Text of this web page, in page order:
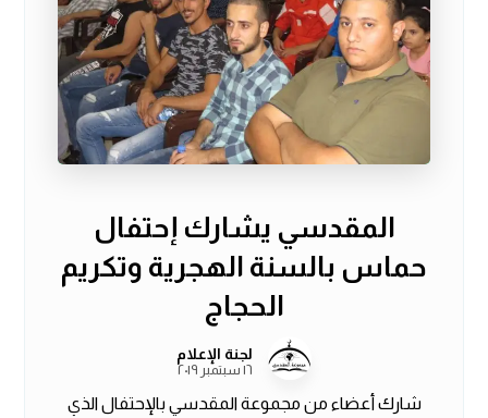
المقدسي يشارك إحتفال
حماس بالسنة الهجرية وتكريم
الحجاج
لجنة الإعلام
١٦ سبتمبر ٢٠١٩
شارك أعضاء من مجموعة المقدسي بالإحتفال الذي